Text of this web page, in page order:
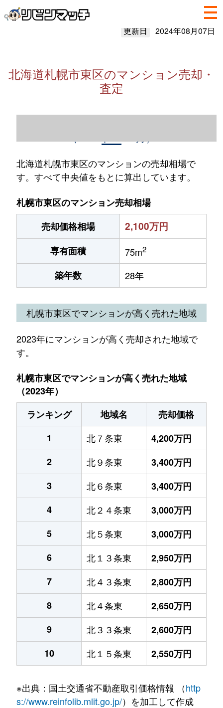
更新日 2024年08月07日
北海道札幌市東区のマンション売却・
査定
北海道札幌市東区のマンションの売却相場で
す。すべて中央値をもとに算出しています。
札幌市東区のマンション売却相場
売却価格相場
2,100万円
専有面積 75m2
築年数 28年
札幌市東区でマンションが高く売れた地域
2023年にマンションが高く売却された地域で
す。
札幌市東区でマンションが高く売れた地域
（2023年）
ランキング
地域名
売却価格
1
北７条東
4,200万円
2
北９条東
3,400万円
3
北６条東
3,400万円
4
北２４条東
3,000万円
5
北５条東
3,000万円
6
北１３条東
2,950万円
7
北４３条東
2,800万円
8
北４条東
2,650万円
9
北３３条東
2,600万円
10
北１５条東 2,550万円
※出典：国土交通省不動産取引価格情報 （http
s://www.reinfolib.mlit.go.jp/）を加工して作成